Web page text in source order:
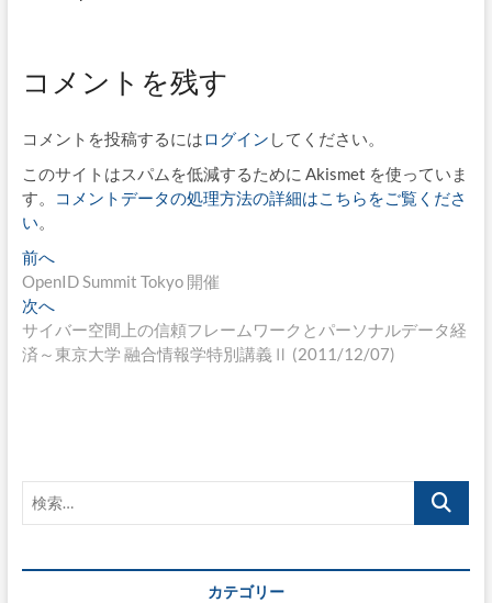
コメントを残す
コメントを投稿するにはログイン してください。
このサイトはスパムを低減するために Akismet を使っていま
す。
コメントデータの処理方法の詳細はこちらをご覧くださ
い。
投
稿
ナ
ビ
シ
ョ
前へ過
去
の
投
稿:
OpenID Summit Tokyo 開催
次へ次
の
投
サイバー空間上の信頼フレームワークとパーソナルデータ経
済～東京大学 融合情報学特別講義Ⅱ (2011/12/07)
カテゴリー